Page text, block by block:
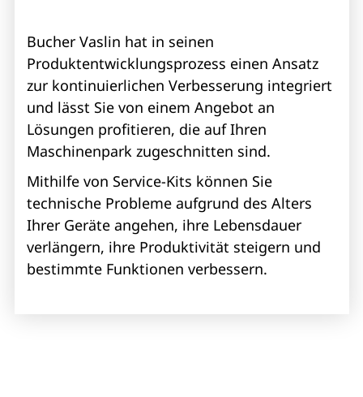
Bucher Vaslin hat in seinen
Produktentwicklungsprozess einen Ansatz
zur kontinuierlichen Verbesserung integriert
und lässt Sie von einem Angebot an
Lösungen profitieren, die auf Ihren
Maschinenpark zugeschnitten sind.
Mithilfe von Service-Kits können Sie
technische Probleme aufgrund des Alters
Ihrer Geräte angehen, ihre Lebensdauer
verlängern, ihre Produktivität steigern und
bestimmte Funktionen verbessern.